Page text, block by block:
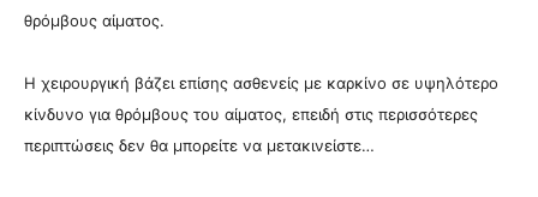
θρόμβους αίματος.
Η χειρουργική βάζει επίσης ασθενείς με καρκίνο σε υψηλότερο
κίνδυνο για θρόμβους του αίματος, επειδή στις περισσότερες
περιπτώσεις δεν θα μπορείτε να μετακινείστε…